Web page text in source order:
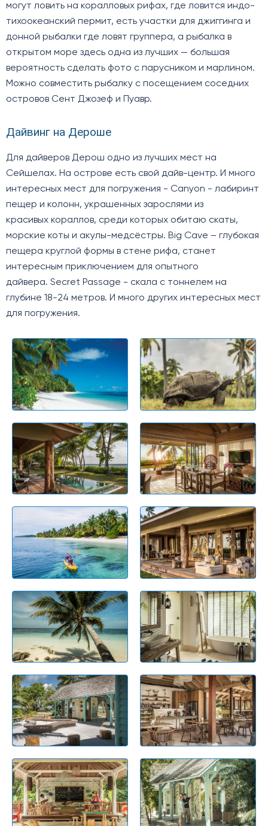
могут ловить на коралловых рифах, где ловится индо-
тихоокеанский пермит, есть участки для джиггинга и
донной рыбалки где ловят группера, а рыбалка в
открытом море здесь одна из лучших — большая
вероятность сделать фото с парусником и марлином.
Можно совместить рыбалку с посещением соседних
островов Сент Джозеф и Пуавр.
Дайвинг на Дероше
Для дайверов Дерош одно из лучших мест на
Сейшелах. На острове есть свой дайв-центр. И много
интересных мест для погружения - Canyon - лабиринт
пещер и колонн, украшенных зарослями из
красивых кораллов, среди которых обитаю скаты,
морские коты и акулы-медсёстры. Big Cave – глубокая
пещера круглой формы в стене рифа, станет
интересным приключением для опытного
дайвера. Secret Passage - скала с тоннелем на
глубине 18-24 метров. И много других интересных мест
для погружения.